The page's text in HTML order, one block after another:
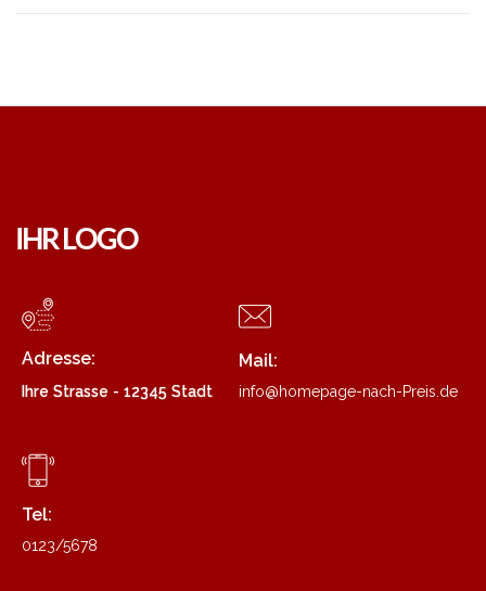
Adresse:
Ihre Strasse - 12345 Stadt
Mail:
info@homepage-nach-Preis.de
Tel:
0123/5678